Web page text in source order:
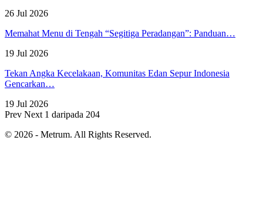
26 Jul 2026
Memahat Menu di Tengah “Segitiga Peradangan”: Panduan…
19 Jul 2026
Tekan Angka Kecelakaan, Komunitas Edan Sepur Indonesia
Gencarkan…
19 Jul 2026
Prev Next 1 daripada 204
© 2026 - Metrum. All Rights Reserved.